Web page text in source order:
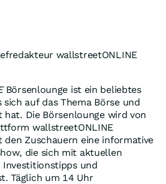
wallstreetONLINE
Börsenlounge ist ein beliebtes
sich auf das Thema Börse und
hat. Die Börsenlounge wird von
wallstreetONLINE
Zuschauern eine informative
die sich mit aktuellen
und
Täglich um 14 Uhr